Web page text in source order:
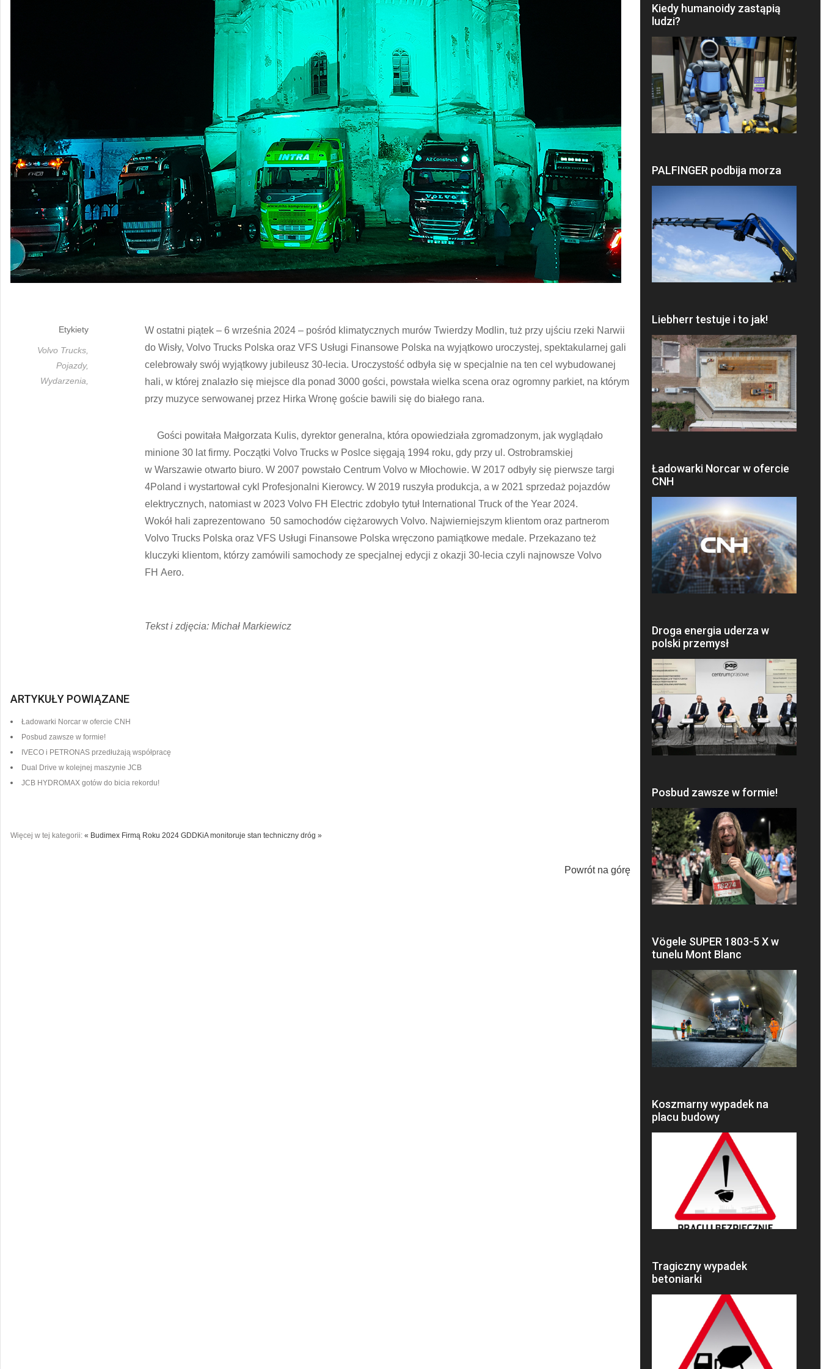
Etykiety
Volvo Trucks,
Pojazdy,
Wydarzenia,
W ostatni piątek – 6 września 2024 – pośród klimatycznych murów Twierdzy Modlin, tuż przy ujściu rzeki Narwii
do Wisły, Volvo Trucks Polska oraz VFS Usługi Finansowe Polska na wyjątkowo uroczystej, spektakularnej gali
celebrowały swój wyjątkowy jubileusz 30-lecia. Uroczystość odbyła się w specjalnie na ten cel wybudowanej
hali, w której znalazło się miejsce dla ponad 3000 gości, powstała wielka scena oraz ogromny parkiet, na którym
przy muzyce serwowanej przez Hirka Wronę goście bawili się do białego rana.
Gości powitała Małgorzata Kulis, dyrektor generalna, która opowiedziała zgromadzonym, jak wyglądało
minione 30 lat firmy. Początki Volvo Trucks w Poslce sięgają 1994 roku, gdy przy ul. Ostrobramskiej
w Warszawie otwarto biuro. W 2007 powstało Centrum Volvo w Młochowie. W 2017 odbyły się pierwsze targi
4Poland i wystartował cykl Profesjonalni Kierowcy. W 2019 ruszyła produkcja, a w 2021 sprzedaż pojazdów
elektrycznych, natomiast w 2023 Volvo FH Electric zdobyło tytuł International Truck of the Year 2024.
Wokół hali zaprezentowano 50 samochodów ciężarowych Volvo. Najwierniejszym klientom oraz partnerom
Volvo Trucks Polska oraz VFS Usługi Finansowe Polska wręczono pamiątkowe medale. Przekazano też
kluczyki klientom, którzy zamówili samochody ze specjalnej edycji z okazji 30-lecia czyli najnowsze Volvo
FH Aero.
Tekst i zdjęcia: Michał Markiewicz
ARTYKUŁY POWIĄZANE
Ładowarki Norcar w ofercie CNH
Posbud zawsze w formie!
IVECO i PETRONAS przedłużają współpracę
Dual Drive w kolejnej maszynie JCB
JCB HYDROMAX gotów do bicia rekordu!
Więcej w tej kategorii: « Budimex Firmą Roku 2024 GDDKiA monitoruje stan techniczny dróg »
Powrót na górę
Kiedy humanoidy zastąpią
ludzi?
PALFINGER podbija morza
Liebherr testuje i to jak!
Ładowarki Norcar w ofercie
CNH
Droga energia uderza w
polski przemysł
Posbud zawsze w formie!
Vögele SUPER 1803-5 X w
tunelu Mont Blanc
Koszmarny wypadek na
placu budowy
Tragiczny wypadek
betoniarki